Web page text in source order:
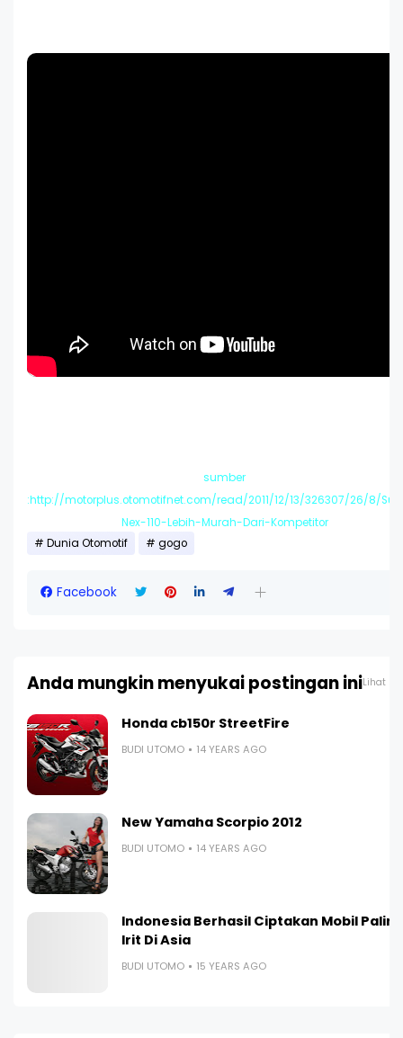
sumber
:http://motorplus.otomotifnet.com/read/2011/12/13/326307/26/8/
Nex-110-Lebih-Murah-Dari-Kompetitor
Dunia Otomotif
gogo
Facebook
Anda mungkin menyukai postingan iniLihat
Honda cb150r StreetFire
BUDI UTOMO 14 YEARS AGO
New Yamaha Scorpio 2012
BUDI UTOMO 14 YEARS AGO
Indonesia Berhasil Ciptakan Mobil Paling
Irit Di Asia
BUDI UTOMO 15 YEARS AGO